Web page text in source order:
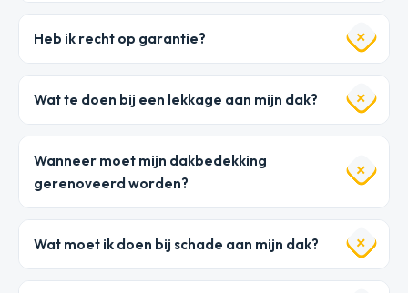
Heb ik recht op garantie?
Wat te doen bij een lekkage aan mijn dak?
Wanneer moet mijn dakbedekking
gerenoveerd worden?
Wat moet ik doen bij schade aan mijn dak?